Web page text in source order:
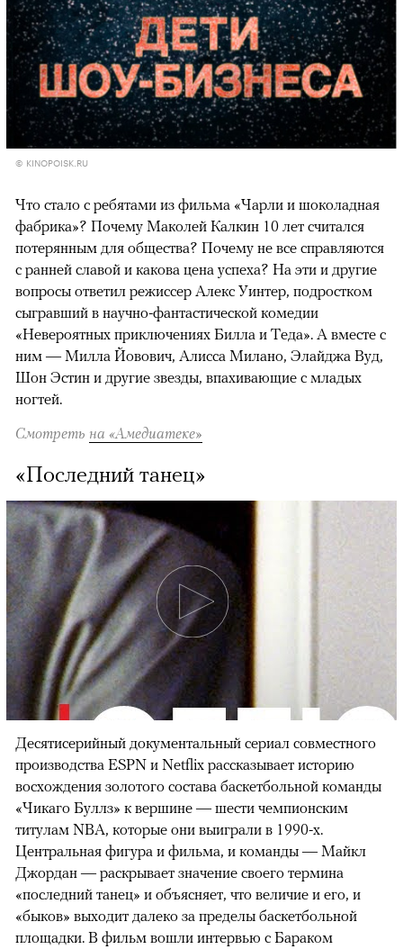
© KINOPOISK.RU
Что стало с ребятами из фильма «Чарли и шоколадная
фабрика»? Почему Маколей Калкин 10 лет считался
потерянным для общества? Почему не все справляются
с ранней славой и какова цена успеха? На эти и другие
вопросы ответил режиссер Алекс Уинтер, подростком
сыгравший в научно-фантастической комедии
«Невероятных приключениях Билла и Теда». А вместе с
ним — Милла Йовович, Алисса Милано, Элайджа Вуд,
Шон Эстин и другие звезды, впахивающие с младых
ногтей.
00:00 / 00:00
Смотреть на «Амедиатеке»
«Последний танец»
Десятисерийный документальный сериал совместного
производства ESPN и Netflix рассказывает историю
восхождения золотого состава баскетбольной команды
«Чикаго Буллз» к вершине — шести чемпионским
титулам NBA, которые они выиграли в 1990-х.
Центральная фигура и фильма, и команды — Майкл
Джордан — раскрывает значение своего термина
«последний танец» и объясняет, что величие и его, и
«быков» выходит далеко за пределы баскетбольной
площадки. В фильм вошли интервью с Бараком